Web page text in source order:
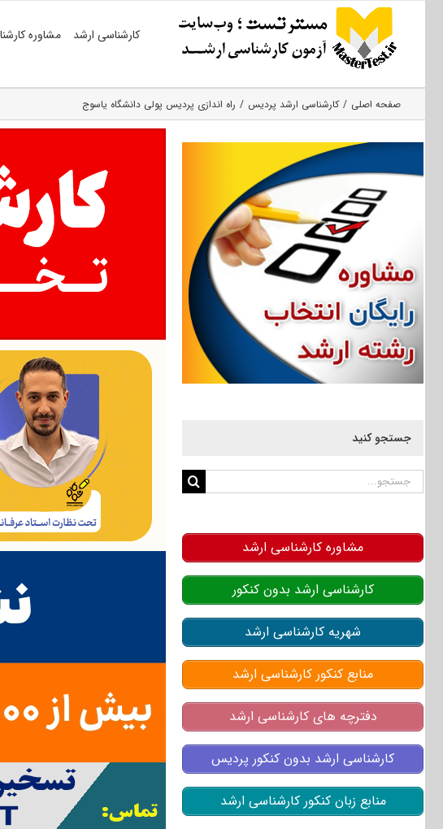
کارشناسی ارشد مشاوره
صفحه اصلی کارشناسی ارشد پردیس راه اندازی پردیس پولی دانشگاه یاسوج
جستجو کنید
جستجو
مشاوره کارشناسی ارشد
کارشناسی ارشد بدون کنکور
شهریه کارشناسی ارشد
منابع کنکور کارشناسی ارشد
دفترچه های کارشناسی ارشد
کارشناسی ارشد بدون کنکور پردیس
منابع زبان کنکور کارشناسی ارشد